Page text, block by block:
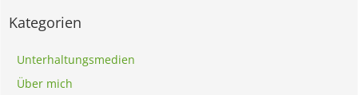
Kategorien
Unterhaltungsmedien
Über mich